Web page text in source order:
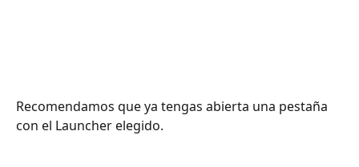
Recomendamos que ya tengas abierta una pestaña
con el Launcher elegido.